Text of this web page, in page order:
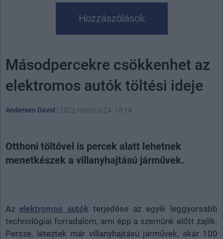
Hozzászólások
Másodpercekre csökkenhet az
elektromos autók töltési ideje
Andersen Dávid | 2022 március 24. 18:14
Otthoni töltővel is percek alatt lehetnek
menetkészek a villanyhajtású járművek.
Az elektromos autók terjedése az egyik leggyorsabb
technológiai forradalom, ami épp a szemünk előtt zajlik.
Persze, léteztek már villanyhajtású járművek, akár 100